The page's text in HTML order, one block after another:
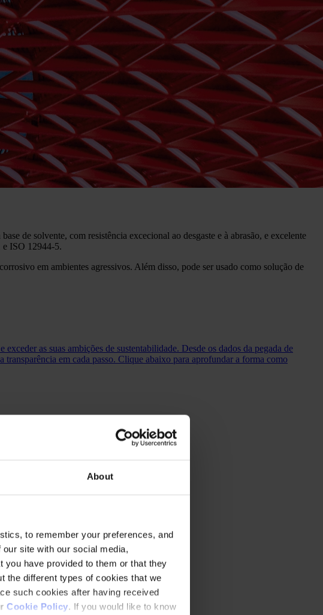
About
to remember your preferences, and
site with our social media,
have provided to them or that they
the different types of cookies that we
such cookies after having received
Cookie Policy. If you would like to know
de solvente, com resistência excecional ao desgaste e à abrasão, e excelente
e ISO 12944-5.
em ambientes agressivos. Além disso, pode ser usado como solução de
as suas ambições de sustentabilidade. Desde os dados da pegada de
em cada passo. Clique abaixo para aprofundar a forma como